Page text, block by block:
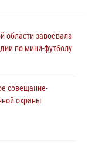
области завоевала
по мини-футболу
совещание-
охраны